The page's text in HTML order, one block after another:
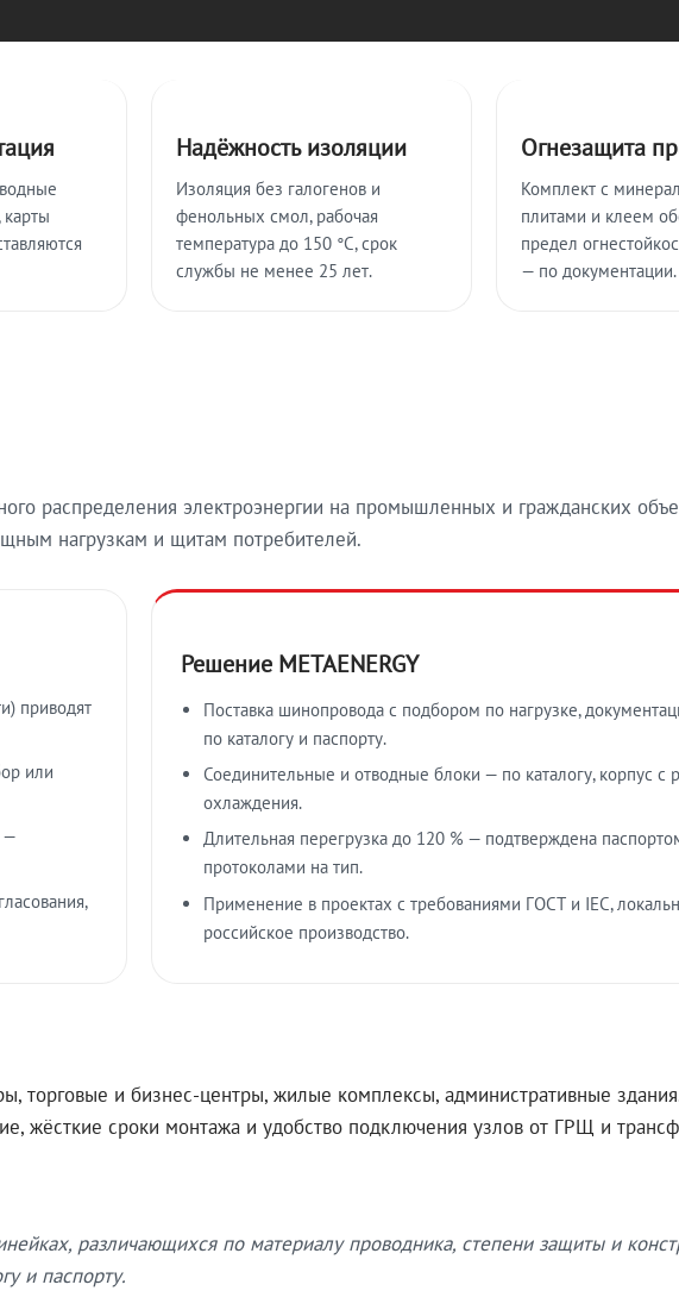
Надёжность изоляции
Изоляция без галогенов и
фенольных смол, рабочая
температура до 150 °C, срок
службы не менее 25 лет.
Огнезащита
Комплект с
плитами и клеем
предел
— по документации.
распределения электроэнергии на промышленных и гражданских
нагрузкам и щитам потребителей.
приводят
или
—
Решение METAENERGY
Поставка шинопровода с подбором по нагрузке,
по каталогу и паспорту.
Соединительные и отводные блоки — по каталогу, корпус с
охлаждения.
Длительная перегрузка до 120 % — подтверждена
протоколами на тип.
Применение в проектах с требованиями ГОСТ и IEC,
российское производство.
торговые и бизнес-центры, жилые комплексы, административные
жёсткие сроки монтажа и удобство подключения узлов от ГРЩ и
различающихся по материалу проводника, степени защиты и
и паспорту.